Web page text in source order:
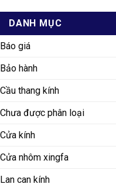
DANH MỤC
Báo giá
Bảo hành
Cầu thang kính
Chưa được phân loại
Cửa kính
Cửa nhôm xingfa
Lan can kính